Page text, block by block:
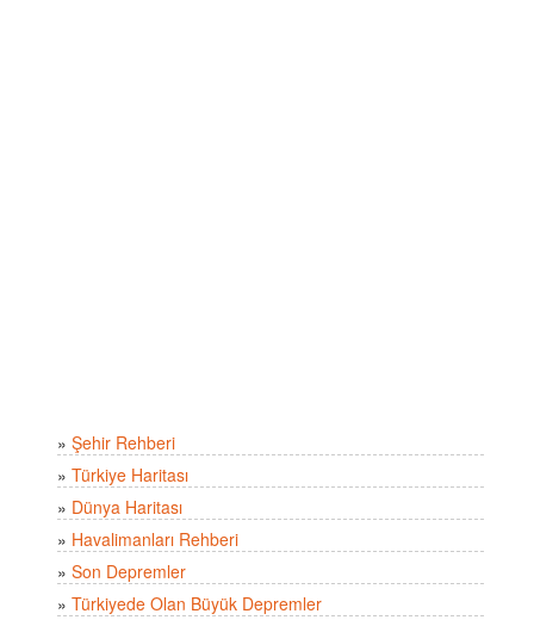
» Şehir Rehberi
» Türkiye Haritası
» Dünya Haritası
» Havalimanları Rehberi
» Son Depremler
» Türkiyede Olan Büyük Depremler